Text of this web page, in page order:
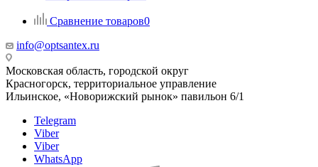
Сравнение товаров0
info@optsantex.ru
Московская область, городской округ
Красногорск, территориальное управление
Ильинское, «Новорижский рынок» павильон 6/1
Telegram
Viber
Viber
WhatsApp